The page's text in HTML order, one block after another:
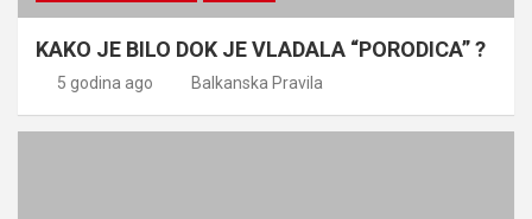
KAKO JE BILO DOK JE VLADALA “PORODICA” ?
5 godina ago Balkanska Pravila